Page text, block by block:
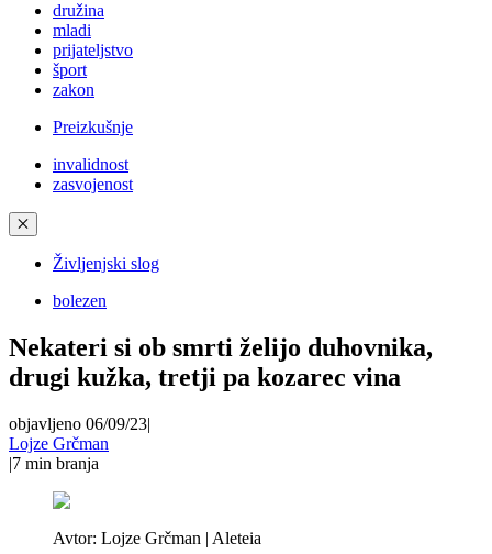
družina
mladi
prijateljstvo
šport
zakon
Preizkušnje
invalidnost
zasvojenost
✕
Življenjski slog
bolezen
Nekateri si ob smrti želijo duhovnika,
drugi kužka, tretji pa kozarec vina
objavljeno 06/09/23|
Lojze Grčman
|7 min branja
Avtor: Lojze Grčman | Aleteia